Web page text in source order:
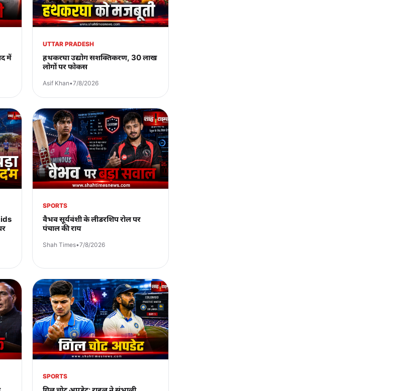
में
UTTAR PRADESH
हथकरघा उद्योग सशक्तिकरण, 30 लाख
लोगों पर फोकस
Asif Khan•7/8/2026
SPORTS
वैभव सूर्यवंशी के लीडरशिप रोल पर
पंचाल की राय
Shah Times•7/8/2026
SPORTS